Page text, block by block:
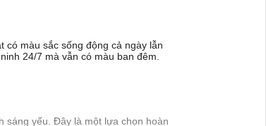
có màu sắc sống động cả ngày lẫn
24/7 mà vẫn có màu ban đêm.
sáng yếu. Đây là một lựa chọn hoàn